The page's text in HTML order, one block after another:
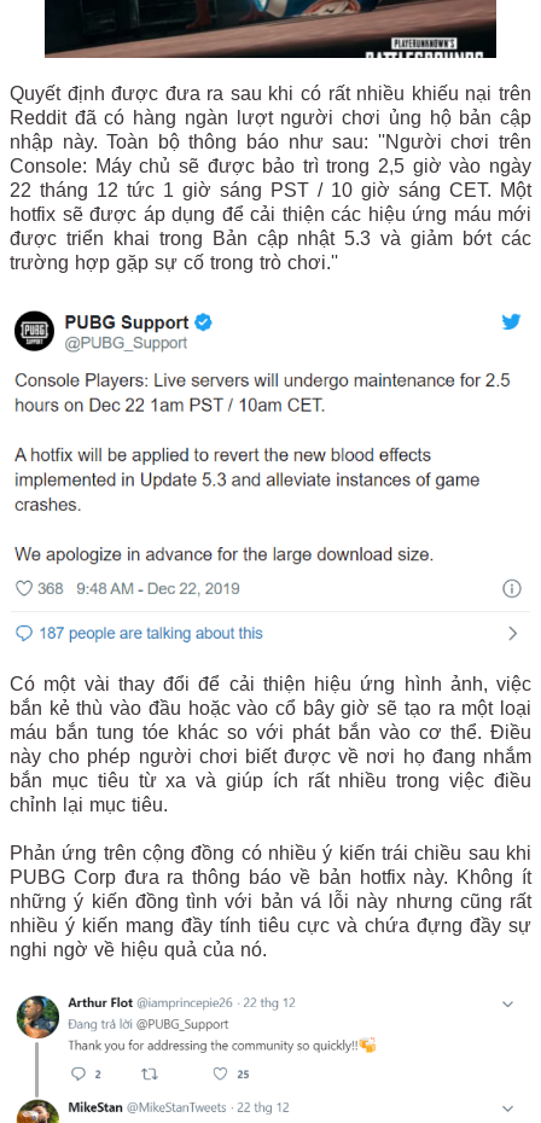
Quyết định được đưa ra sau khi có rất nhiều khiếu nại trên
Reddit đã có hàng ngàn lượt người chơi ủng hộ bản cập
nhập này. Toàn bộ thông báo như sau: ''Người chơi trên
Console: Máy chủ sẽ được bảo trì trong 2,5 giờ vào ngày
22 tháng 12 tức 1 giờ sáng PST / 10 giờ sáng CET. Một
hotfix sẽ được áp dụng để cải thiện các hiệu ứng máu mới
được triển khai trong Bản cập nhật 5.3 và giảm bớt các
trường hợp gặp sự cố trong trò chơi.''
Có một vài thay đổi để cải thiện hiệu ứng hình ảnh, việc
bắn kẻ thù vào đầu hoặc vào cổ bây giờ sẽ tạo ra một loại
máu bắn tung tóe khác so với phát bắn vào cơ thể. Điều
này cho phép người chơi biết được về nơi họ đang nhắm
bắn mục tiêu từ xa và giúp ích rất nhiều trong việc điều
chỉnh lại mục tiêu.
Phản ứng trên cộng đồng có nhiều ý kiến trái chiều sau khi
PUBG Corp đưa ra thông báo về bản hotfix này. Không ít
những ý kiến đồng tình với bản vá lỗi này nhưng cũng rất
nhiều ý kiến mang đầy tính tiêu cực và chứa đựng đầy sự
nghi ngờ về hiệu quả của nó.